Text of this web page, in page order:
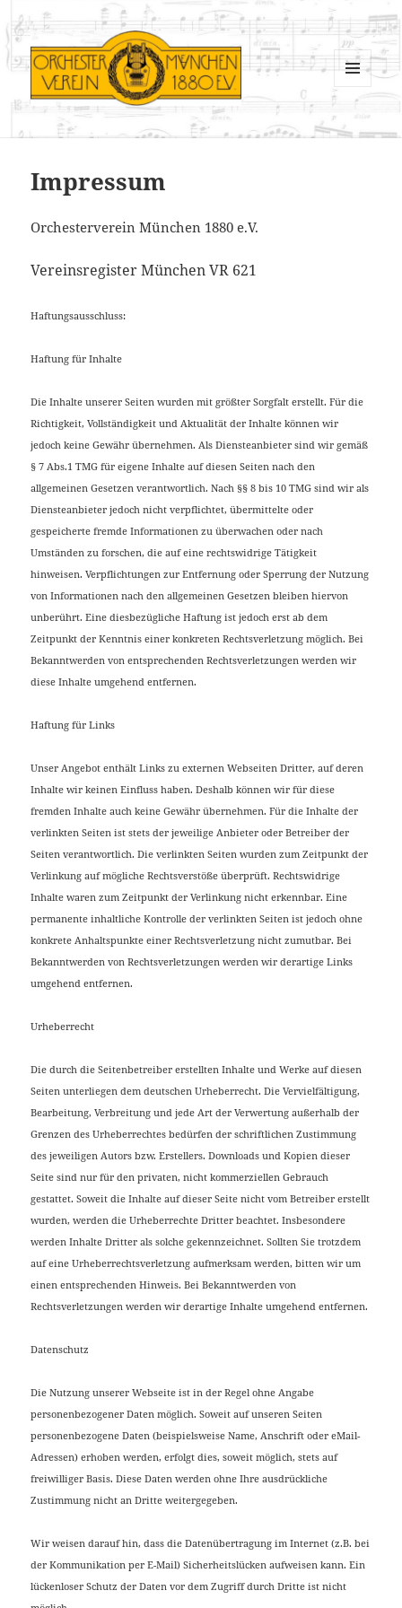
Orchesterverein München 1880
MENÜ
WIDGETS
Impressum
Orchesterverein München 1880 e.V.
Vereinsregister München VR 621
Haftungsausschluss:
Haftung für Inhalte
Die Inhalte unserer Seiten wurden mit größter Sorgfalt erstellt. Für die
Richtigkeit, Vollständigkeit und Aktualität der Inhalte können wir
jedoch keine Gewähr übernehmen. Als Diensteanbieter sind wir gemäß
§ 7 Abs.1 TMG für eigene Inhalte auf diesen Seiten nach den
allgemeinen Gesetzen verantwortlich. Nach §§ 8 bis 10 TMG sind wir als
Diensteanbieter jedoch nicht verpflichtet, übermittelte oder
gespeicherte fremde Informationen zu überwachen oder nach
Umständen zu forschen, die auf eine rechtswidrige Tätigkeit
hinweisen. Verpflichtungen zur Entfernung oder Sperrung der Nutzung
von Informationen nach den allgemeinen Gesetzen bleiben hiervon
unberührt. Eine diesbezügliche Haftung ist jedoch erst ab dem
Zeitpunkt der Kenntnis einer konkreten Rechtsverletzung möglich. Bei
Bekanntwerden von entsprechenden Rechtsverletzungen werden wir
diese Inhalte umgehend entfernen.
Haftung für Links
Unser Angebot enthält Links zu externen Webseiten Dritter, auf deren
Inhalte wir keinen Einfluss haben. Deshalb können wir für diese
fremden Inhalte auch keine Gewähr übernehmen. Für die Inhalte der
verlinkten Seiten ist stets der jeweilige Anbieter oder Betreiber der
Seiten verantwortlich. Die verlinkten Seiten wurden zum Zeitpunkt der
Verlinkung auf mögliche Rechtsverstöße überprüft. Rechtswidrige
Inhalte waren zum Zeitpunkt der Verlinkung nicht erkennbar. Eine
permanente inhaltliche Kontrolle der verlinkten Seiten ist jedoch ohne
konkrete Anhaltspunkte einer Rechtsverletzung nicht zumutbar. Bei
Bekanntwerden von Rechtsverletzungen werden wir derartige Links
umgehend entfernen.
Urheberrecht
Die durch die Seitenbetreiber erstellten Inhalte und Werke auf diesen
Seiten unterliegen dem deutschen Urheberrecht. Die Vervielfältigung,
Bearbeitung, Verbreitung und jede Art der Verwertung außerhalb der
Grenzen des Urheberrechtes bedürfen der schriftlichen Zustimmung
des jeweiligen Autors bzw. Erstellers. Downloads und Kopien dieser
Seite sind nur für den privaten, nicht kommerziellen Gebrauch
gestattet. Soweit die Inhalte auf dieser Seite nicht vom Betreiber erstellt
wurden, werden die Urheberrechte Dritter beachtet. Insbesondere
werden Inhalte Dritter als solche gekennzeichnet. Sollten Sie trotzdem
auf eine Urheberrechtsverletzung aufmerksam werden, bitten wir um
einen entsprechenden Hinweis. Bei Bekanntwerden von
Rechtsverletzungen werden wir derartige Inhalte umgehend entfernen.
Datenschutz
Die Nutzung unserer Webseite ist in der Regel ohne Angabe
personenbezogener Daten möglich. Soweit auf unseren Seiten
personenbezogene Daten (beispielsweise Name, Anschrift oder eMail-
Adressen) erhoben werden, erfolgt dies, soweit möglich, stets auf
freiwilliger Basis. Diese Daten werden ohne Ihre ausdrückliche
Zustimmung nicht an Dritte weitergegeben.
Wir weisen darauf hin, dass die Datenübertragung im Internet (z.B. bei
der Kommunikation per E-Mail) Sicherheitslücken aufweisen kann. Ein
lückenloser Schutz der Daten vor dem Zugriff durch Dritte ist nicht